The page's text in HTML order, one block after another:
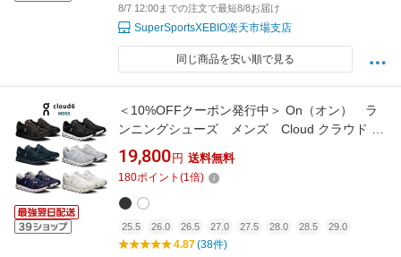
8/7 12:00までの注文で最短8/8お届け
SuperSportsXEBIO楽天市場支店
同じ商品を安い順で見る
＜10%OFFクーポン発行中＞ On（オン） ラ
ンニングシューズ メンズ Cloud クラウド 6
25SS
19,800 円 送料無料
180ポイント (1倍)
25.5 26.0 26.5 27.0 27.5 28.0 28.5 29.0
4.87(38件)